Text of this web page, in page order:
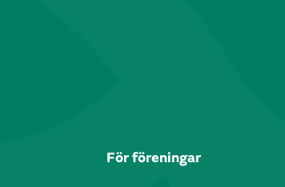
För föreningar